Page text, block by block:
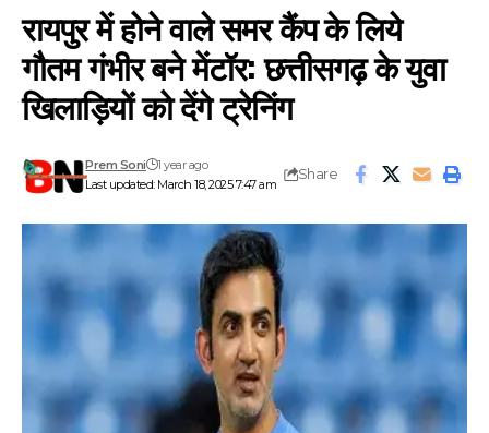
रायपुर में होने वाले समर कैंप के लिये
गौतम गंभीर बने मेंटॉर: छत्तीसगढ़ के युवा
खिलाड़ियों को देंगे ट्रेनिंग
Last updated: March 18, 2025 7:47 am
Prem Soni 1 year ago
Share